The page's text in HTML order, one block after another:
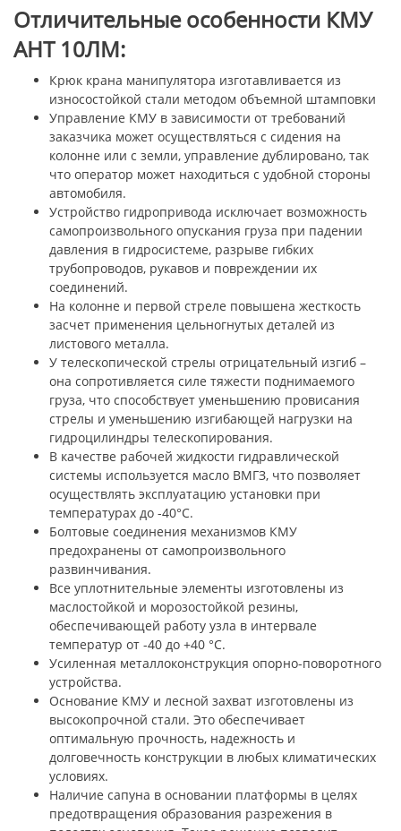
Отличительные особенности КМУ
АНТ 10ЛМ:
Крюк крана манипулятора изготавливается из
износостойкой стали методом объемной штамповки
Управление КМУ в зависимости от требований
заказчика может осуществляться с сидения на
колонне или с земли, управление дублировано, так
что оператор может находиться с удобной стороны
автомобиля.
Устройство гидропривода исключает возможность
самопроизвольного опускания груза при падении
давления в гидросистеме, разрыве гибких
трубопроводов, рукавов и повреждении их
соединений.
На колонне и первой стреле повышена жесткость
засчет применения цельногнутых деталей из
листового металла.
У телескопической стрелы отрицательный изгиб –
она сопротивляется силе тяжести поднимаемого
груза, что способствует уменьшению провисания
стрелы и уменьшению изгибающей нагрузки на
гидроцилиндры телескопирования.
В качестве рабочей жидкости гидравлической
системы используется масло ВМГЗ, что позволяет
осуществлять эксплуатацию установки при
температурах до -40°С.
Болтовые соединения механизмов КМУ
предохранены от самопроизвольного
развинчивания.
Все уплотнительные элементы изготовлены из
маслостойкой и морозостойкой резины,
обеспечивающей работу узла в интервале
температур от -40 до +40 °С.
Усиленная металлоконструкция опорно-поворотного
устройства.
Основание КМУ и лесной захват изготовлены из
высокопрочной стали. Это обеспечивает
оптимальную прочность, надежность и
долговечность конструкции в любых климатических
условиях.
Наличие сапуна в основании платформы в целях
предотвращения образования разрежения в